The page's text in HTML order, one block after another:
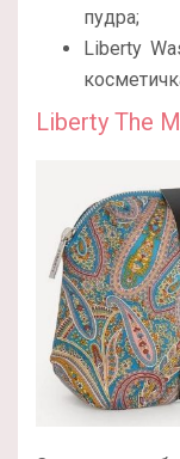
пудра;
Liberty
Liberty The